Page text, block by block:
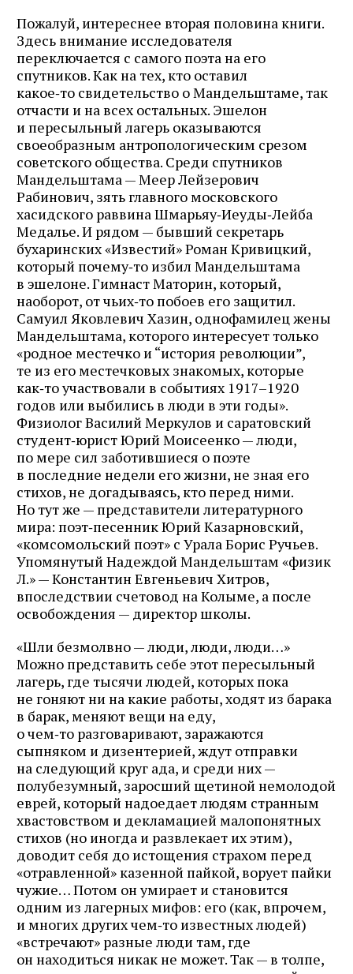
Пожалуй, интереснее вторая половина книги.
Здесь внимание исследователя
переключается с самого поэта на его
спутников. Как на тех, кто оставил
какое‑то свидетельство о Мандельштаме, так
отчасти и на всех остальных. Эшелон
и пересыльный лагерь оказываются
своеобразным антропологическим срезом
советского общества. Среди спутников
Мандельштама — Меер Лейзерович
Рабинович, зять главного московского
хасидского раввина Шмарьяу‑Иеуды‑Лейба
Медалье. И рядом — бывший секретарь
бухаринских «Известий» Роман Кривицкий,
который почему‑то избил Мандельштама
в эшелоне. Гимнаст Маторин, который,
наоборот, от чьих‑то побоев его защитил.
Самуил Яковлевич Хазин, однофамилец жены
Мандельштама, которого интересует только
«родное местечко и “история революции”,
те из его местечковых знакомых, которые
как‑то участвовали в событиях 1917–1920
годов или выбились в люди в эти годы».
Физиолог Василий Меркулов и саратовский
студент‑юрист Юрий Моисеенко — люди,
по мере сил заботившиеся о поэте
в последние недели его жизни, не зная его
стихов, не догадываясь, кто перед ними.
Но тут же — представители литературного
мира: поэт‑песенник Юрий Казарновский,
«комсомольский поэт» с Урала Борис Ручьев.
Упомянутый Надеждой Мандельштам «физик
Л.» — Константин Евгеньевич Хитров,
впоследствии счетовод на Колыме, а после
освобождения — директор школы.
«Шли безмолвно — люди, люди, люди…»
Можно представить себе этот пересыльный
лагерь, где тысячи людей, которых пока
не гоняют ни на какие работы, ходят из барака
в барак, меняют вещи на еду,
о чем‑то разговаривают, заражаются
сыпняком и дизентерией, ждут отправки
на следующий круг ада, и среди них —
полубезумный, заросший щетиной немолодой
еврей, который надоедает людям странным
хвастовством и деклама­цией малопонятных
стихов (но иногда и развлекает их этим),
доводит себя до истощения страхом перед
«отравленной» казенной пайкой, ворует пайки
чужие… Потом он умирает и становится
одним из лагерных мифов: его (как, впрочем,
и многих других чем‑то известных людей)
«встречают» разные люди там, где
он находиться никак не может. Так — в толпе,